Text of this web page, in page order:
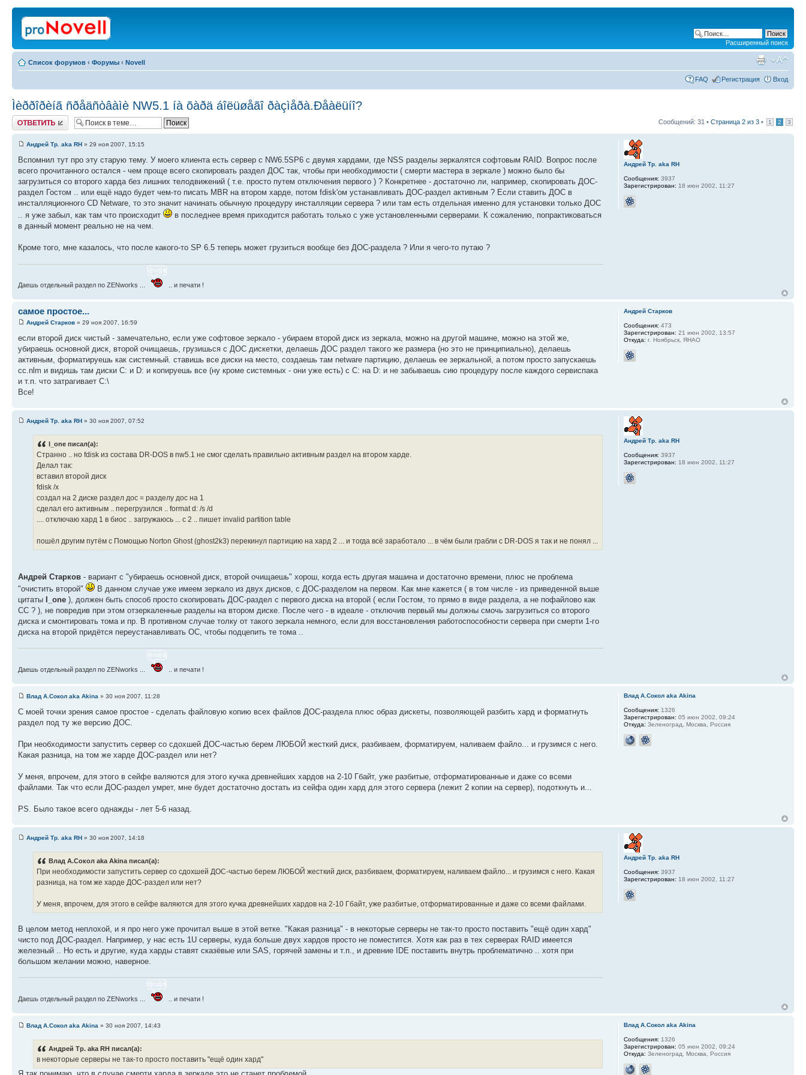
Расширенный поиск
Список форумов ‹ Форумы ‹ Novell
FAQ Регистрация Вход
Ìèððîðèíã ñðåäñòâàìè NW5.1 íà õàðä áîëüøåãî ðàçìåðà.Ðåàëüíî?
Ответить Сообщений: 31 • Страница 2 из 3 • 1 2 3
Андрей Тр. aka RH » 29 ноя 2007, 15:15
Вспомнил тут про эту старую тему. У моего клиента есть сервер с NW6.5SP6 с двумя хардами, где NSS разделы зеркалятся софтовым RAID. Вопрос после
всего прочитанного остался - чем проще всего скопировать раздел ДОС так, чтобы при необходимости ( смерти мастера в зеркале ) можно было бы
загрузиться со второго харда без лишних телодвижений ( т.е. просто путем отключения первого ) ? Конкретнее - достаточно ли, например, скопировать ДОС-
раздел Гостом .. или ещё надо будет чем-то писать MBR на втором харде, потом fdisk'ом устанавливать ДОС-раздел активным ? Если ставить ДОС в
инсталляционного CD Netware, то это значит начинать обычную процедуру инсталляции сервера ? или там есть отдельная именно для установки только ДОС
.. я уже забыл, как там что происходит
в последнее время приходится работать только с уже установленными серверами. К сожалению, попрактиковаться
в данный момент реально не на чем.
Кроме того, мне казалось, что после какого-то SP 6.5 теперь может грузиться вообще без ДОС-раздела ? Или я чего-то путаю ?
Даешь отдельный раздел по ZENworks ... .. и печати !
Андрей Тр. aka RH
Сообщения: 3937
Зарегистрирован: 18 июн 2002, 11:27
самое простое...
Андрей Старков » 29 ноя 2007, 16:59
если второй диск чистый - замечательно, если уже софтовое зеркало - убираем второй диск из зеркала, можно на другой машине, можно на этой же,
убираешь основной диск, второй очищаешь, грузишься с ДОС дискетки, делаешь ДОС раздел такого же размера (но это не принципиально), делаешь
активным, форматируешь как системный. ставишь все диски на место, создаешь там netware партицию, делаешь ее зеркальной, а потом просто запускаешь
cc.nlm и видишь там диски C: и D: и копируешь все (ну кроме системных - они уже есть) с C: на D: и не забываешь сию процедуру после каждого сервиспака
и т.п. что затрагивает C:\
Все!
Андрей Старков
Сообщения: 473
Зарегистрирован: 21 июн 2002, 13:57
Откуда: г. Ноябрьск, ЯНАО
Андрей Тр. aka RH » 30 ноя 2007, 07:52
I_one писал(а):
Странно .. но fdisk из состава DR-DOS в nw5.1 не смог сделать правильно активным раздел на втором харде.
Делал так:
вставил второй диск
fdisk /x
создал на 2 диске раздел дос = разделу дос на 1
сделал его активным .. перегрузился .. format d: /s /d
.... отключаю хард 1 в биос .. загружаюсь ... с 2 .. пишет invalid partition table
пошёл другим путём с Помощью Norton Ghost (ghost2k3) перекинул партицию на хард 2 ... и тогда всё заработало ... в чём были грабли с DR-DOS я так и не понял ...
Андрей Старков - вариант с "убираешь основной диск, второй очищаешь" хорош, когда есть другая машина и достаточно времени, плюс не проблема
"очистить второй"
В данном случае уже имеем зеркало из двух дисков, с ДОС-разделом на первом. Как мне кажется ( в том числе - из приведенной выше
цитаты
I_one ), должен быть способ просто скопировать ДОС-раздел с первого диска на второй ( если Гостом, то прямо в виде раздела, а не пофайлово как
СС ? ), не повредив при этом отзеркаленные разделы на втором диске. После чего - в идеале - отключив первый мы должны смочь загрузиться со второго
диска и смонтировать тома и пр. В противном случае толку от такого зеркала немного, если для восстановления работоспособности сервера при смерти 1-го
диска на второй придётся переустанавливать ОС, чтобы подцепить те тома ..
Даешь отдельный раздел по ZENworks ... .. и печати !
Андрей Тр. aka RH
Сообщения: 3937
Зарегистрирован: 18 июн 2002, 11:27
Влад А.Сокол aka Akina » 30 ноя 2007, 11:28
С моей точки зрения самое простое - сделать файловую копию всех файлов ДОС-раздела плюс образ дискеты, позволяющей разбить хард и форматнуть
раздел под ту же версию ДОС.
При необходимости запустить сервер со сдохшей ДОС-частью берем ЛЮБОЙ жесткий диск, разбиваем, форматируем, наливаем файло... и грузимся с него.
Какая разница, на том же харде ДОС-раздел или нет?
У меня, впрочем, для этого в сейфе валяются для этого кучка древнейших хардов на 2-10 Гбайт, уже разбитые, отформатированные и даже со всеми
файлами. Так что если ДОС-раздел умрет, мне будет достаточно достать из сейфа один хард для этого сервера (лежит 2 копии на сервер), подоткнуть и...
PS. Было такое всего однажды - лет 5-6 назад.
Влад А.Сокол aka Akina
Сообщения: 1326
Зарегистрирован: 05 июн 2002, 09:24
Откуда: Зеленоград, Москва, Россия
Андрей Тр. aka RH » 30 ноя 2007, 14:18
Влад А.Сокол aka Akina писал(а):
При необходимости запустить сервер со сдохшей ДОС-частью берем ЛЮБОЙ жесткий диск, разбиваем, форматируем, наливаем файло... и грузимся с него. Какая
разница, на том же харде ДОС-раздел или нет?
У меня, впрочем, для этого в сейфе валяются для этого кучка древнейших хардов на 2-10 Гбайт, уже разбитые, отформатированные и даже со всеми файлами.
В целом метод неплохой, и я про него уже прочитал выше в этой ветке. "Какая разница" - в некоторые серверы не так-то просто поставить "ещё один хард"
чисто под ДОС-раздел. Например, у нас есть 1U серверы, куда больше двух хардов просто не поместится. Хотя как раз в тех серверах RAID имеется
железный .. Но есть и другие, куда харды ставят сказёвые или SAS, горячей замены и т.п., и древние IDE поставить внутрь проблематично .. хотя при
большом желании можно, наверное.
Даешь отдельный раздел по ZENworks ... .. и печати !
Андрей Тр. aka RH
Сообщения: 3937
Зарегистрирован: 18 июн 2002, 11:27
Влад А.Сокол aka Akina » 30 ноя 2007, 14:43
Андрей Тр. aka RH писал(а):
в некоторые серверы не так-то просто поставить "ещё один хард"
Влад А.Сокол aka Akina
Сообщения: 1326
Зарегистрирован: 05 июн 2002, 09:24
Откуда: Зеленоград, Москва, Россия